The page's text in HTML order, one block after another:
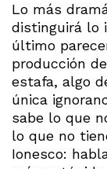
Lo más
distinguirá lo
último
producción
estafa, algo
única
sabe lo que
lo que no
Ionesco: